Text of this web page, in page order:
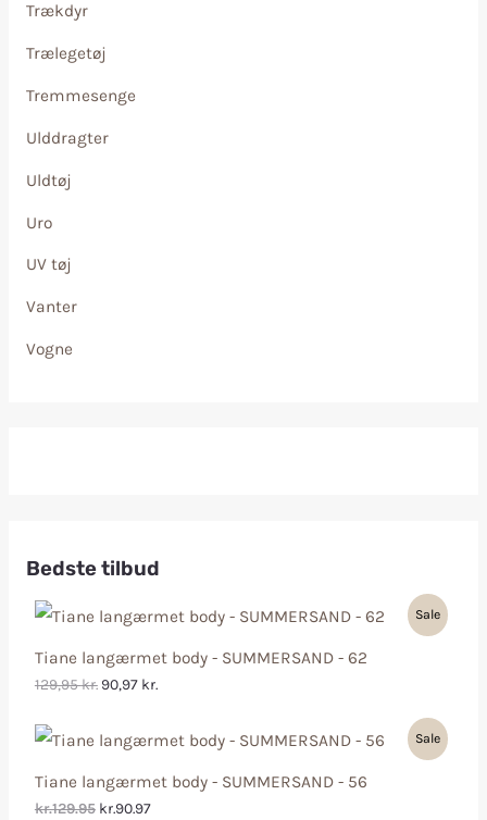
Trækdyr
Trælegetøj
Tremmesenge
Ulddragter
Uldtøj
Uro
UV tøj
Vanter
Vogne
Bedste tilbud
Tiane langærmet body - SUMMERSAND - 62
Sale
129,95kr. 90,97 kr.
Tiane langærmet body - SUMMERSAND - 56
Sale
kr.129.95 kr.90.97